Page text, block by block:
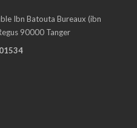
Ibn Batouta Bureaux (ibn
90000 Tanger